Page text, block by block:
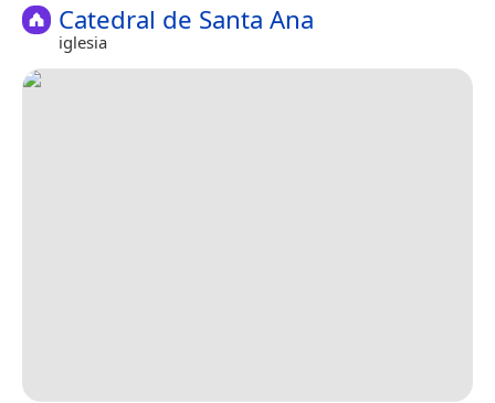
Catedral de Santa Ana
iglesia